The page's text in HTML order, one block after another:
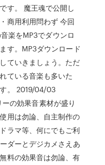
す。 魔王魂で公開し
商用利用問わず 今回
楽をMP3でダウンロ
す。MP3ダウンロード
ていきましょう。ただ
ている音楽も多いた
。 2019/04/03
の効果音素材が盛り
用は勿論、自主制作の
ラマ等、何にでもご利
ダーとデジカメさえあ
料の効果音は勿論、有